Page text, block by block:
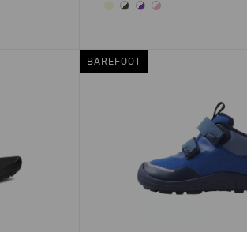
BAREFOOT